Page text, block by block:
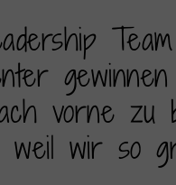
vorne
weil wir so